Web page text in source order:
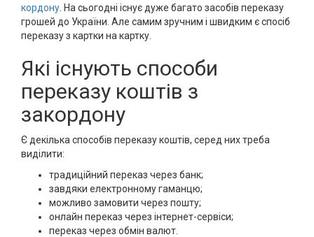
кордону . На сьогодні існує дуже багато засобів переказу
грошей до України. Але самим зручним і швидким є спосіб
переказу з картки на картку.
Які існують способи
переказу коштів з
закордону
Є декілька способів переказу коштів, серед них треба
виділити:
традиційний переказ через банк;
завдяки електронному гаманцю;
можливо замовити через пошту;
онлайн переказ через інтернет-сервіси;
переказ через обмін валют.